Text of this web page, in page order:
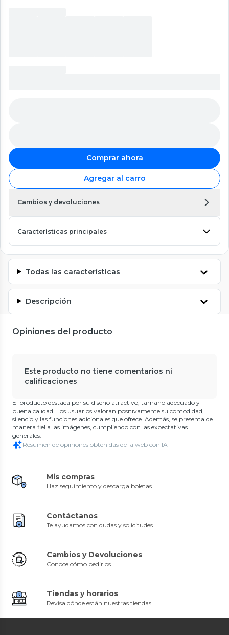
Comprar ahora
Agregar al carro
Cambios y devoluciones
Características principales
Todas las características
Descripción
Opiniones del producto
Este producto no tiene comentarios ni
calificaciones
El producto destaca por su diseño atractivo, tamaño adecuado y
buena calidad. Los usuarios valoran positivamente su comodidad,
silencio y las funciones adicionales que ofrece. Además, se presenta de
manera fiel a las imágenes, cumpliendo con las expectativas
generales.
Resumen de opiniones obtenidas de la web con IA
Mis compras
Haz seguimiento y descarga boletas
Contáctanos
Te ayudamos con dudas y solicitudes
Cambios y Devoluciones
Conoce cómo pedirlos
Tiendas y horarios
Revisa dónde están nuestras tiendas